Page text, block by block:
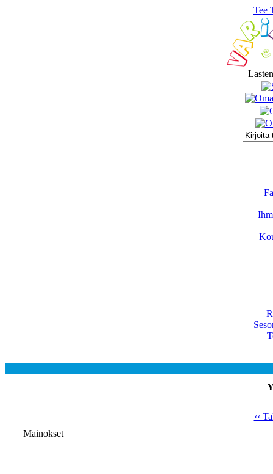
Tee
‹‹
Mainokset